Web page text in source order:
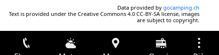
Data provided by gocamping.ch
Text is provided under the Creative Commons 4.0 CC-BY-SA license, images
are subject to copyright.